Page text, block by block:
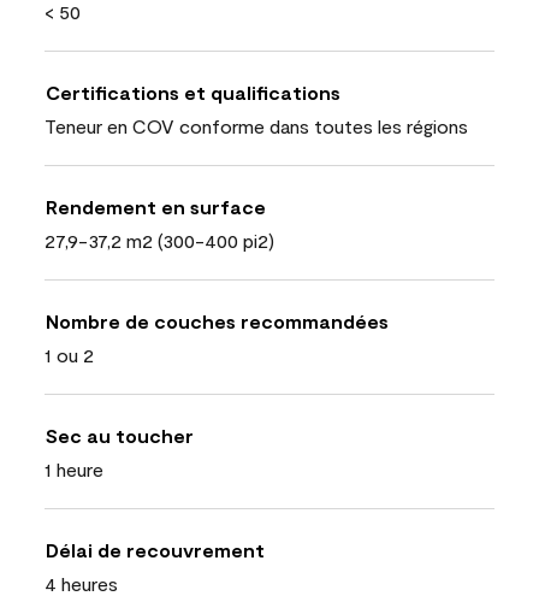
< 50
Certifications et qualifications
Teneur en COV conforme dans toutes les régions
Rendement en surface
27,9-37,2 m2 (300-400 pi2)
Nombre de couches recommandées
1 ou 2
Sec au toucher
1 heure
Délai de recouvrement
4 heures